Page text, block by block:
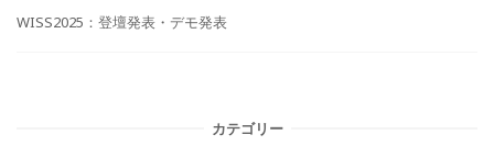
WISS2025：登壇発表・デモ発表
カテゴリー